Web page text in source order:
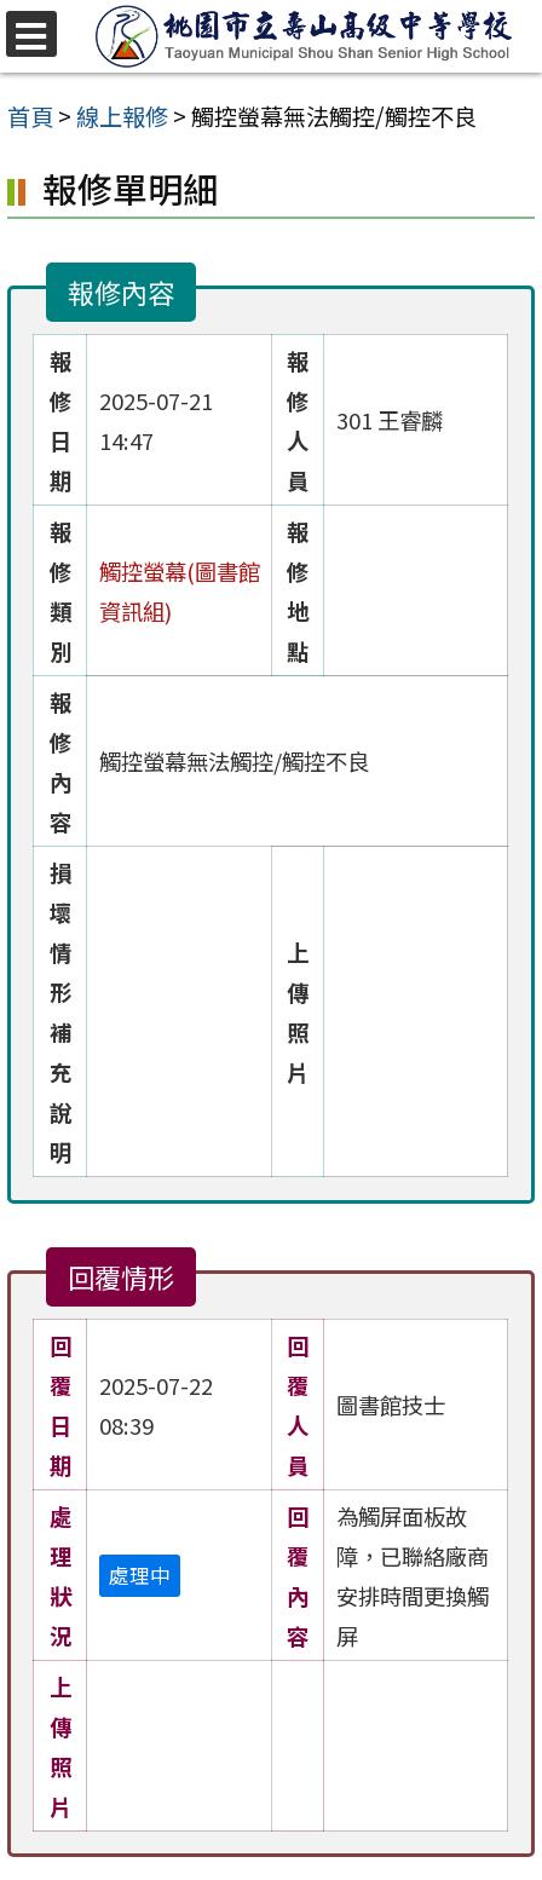
跳
至
主
內
容
首頁 >線上報修>觸控螢幕無法觸控/觸控不良
報修單明細
報修內容
報
修
日
期
2025-07-21
14:47
報
修
人
員
301 王睿麟
報
修
類
別
觸控螢幕(圖書館
資訊組)
報
修
地
點
報
修
內
容
觸控螢幕無法觸控/觸控不良
損
壞
情
形
補
充
說
明
上
傳
照
片
回覆情形
回
覆
日
期
2025-07-22
08:39
回
覆
人
員
圖書館技士
處
理
狀
況
處理中
回
覆
內
容
為觸屏面板故
障，已聯絡廠商
安排時間更換觸
屏
上
傳
照
片
選
單